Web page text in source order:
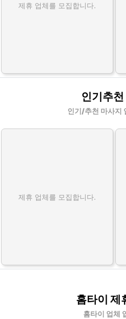
제휴 업체를 모집합니다.
인기추천
인기/추천 마사지
제휴 업체를 모집합니다.
홈타이 제
홈타이 업체